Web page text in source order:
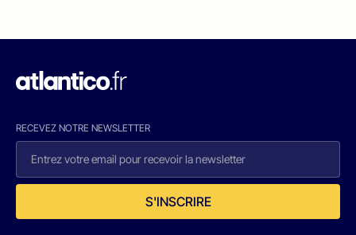
RECEVEZ NOTRE NEWSLETTER
S'INSCRIRE